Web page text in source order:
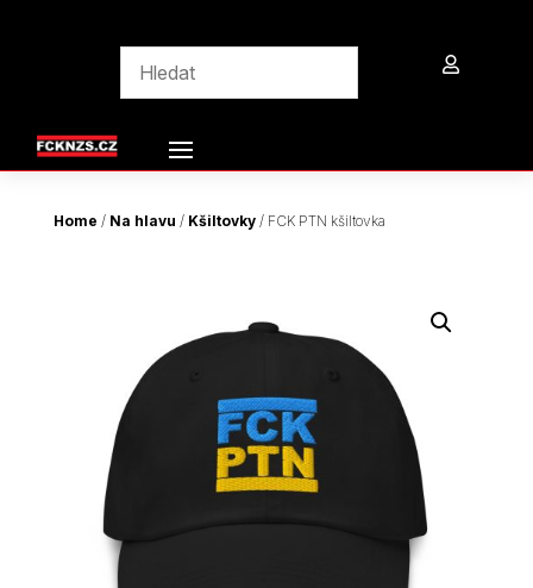

Home / Na hlavu / Kšiltovky/ FCK PTN kšiltovka